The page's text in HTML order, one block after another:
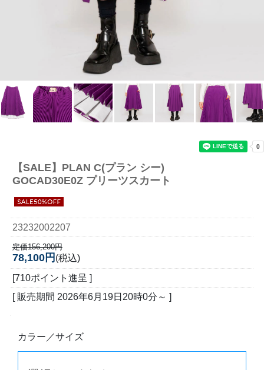
【SALE】 PLAN C(プラン シー)
GOCAD30E0Z プリーツスカート
23232002207
定価156,200円
78,100円 (税込)
[710ポイント進呈 ]
[ 販売期間 2026年6月19日20時0分 ～ ]
カラー／サイズ